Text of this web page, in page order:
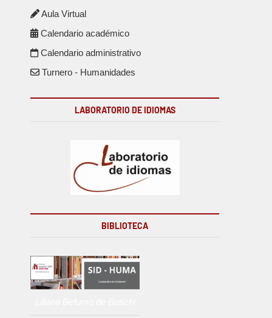
Aula Virtual
Calendario académico
Calendario administrativo
Turnero - Humanidades
LABORATORIO DE IDIOMAS
BIBLIOTECA